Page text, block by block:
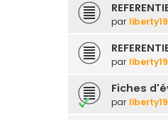
par
par
Fiches
par